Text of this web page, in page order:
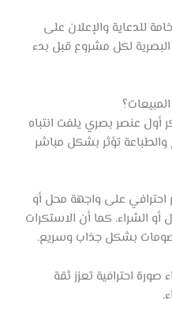
للدعاية والإعلان على
لكل مشروع قبل بدء
أول عنصر بصري يلفت انتباه
تؤثر بشكل مباشر
على واجهة محل أو
الشراء. كما أن الاستكرات
بشكل جذاب وسريع.
احترافية تعزز ثقة